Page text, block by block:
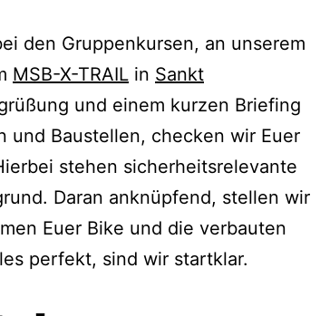
den Gruppenkursen, an unserem
MSB-X-TRAIL in Sankt
und einem kurzen Briefing
und Baustellen, checken wir Euer
stehen sicherheitsrelevante
Daran anknüpfend, stellen wir
Euer Bike und die verbauten
perfekt, sind wir startklar.